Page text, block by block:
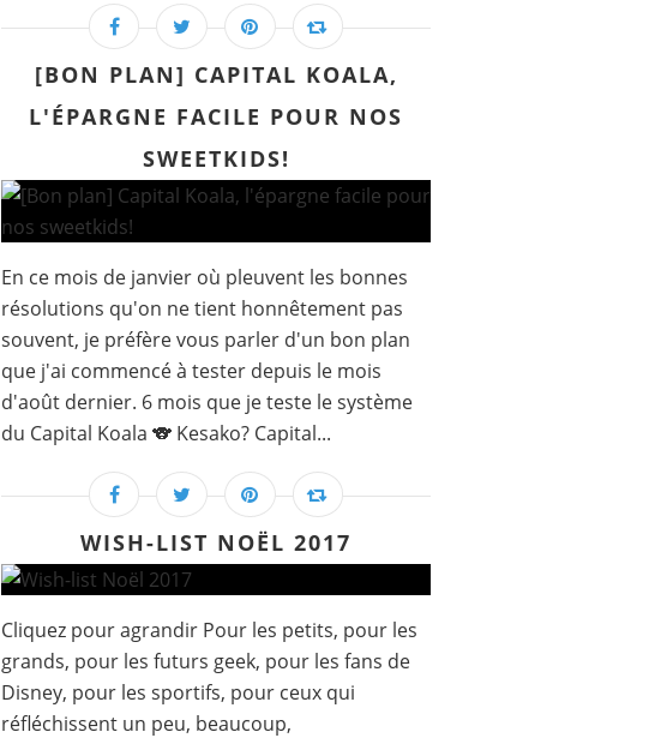
[BON PLAN] CAPITAL KOALA,
L'ÉPARGNE FACILE POUR NOS
SWEETKIDS!
En ce mois de janvier où pleuvent les bonnes
résolutions qu'on ne tient honnêtement pas
souvent, je préfère vous parler d'un bon plan
que j'ai commencé à tester depuis le mois
d'août dernier. 6 mois que je teste le système
du Capital Koala 🐨 Kesako? Capital...
WISH-LIST NOËL 2017
Cliquez pour agrandir Pour les petits, pour les
grands, pour les futurs geek, pour les fans de
Disney, pour les sportifs, pour ceux qui
réfléchissent un peu, beaucoup,